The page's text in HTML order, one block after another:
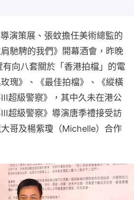
演策展、張蚊擔任美術總監的
馳騁的我們》開幕酒會，昨晚
有向八套關於「香港拍檔」的電
瑰》、《最佳拍檔》、《縱橫
超級警察》，其中久未在港公
超級警察》導演唐季禮接受訪
哥及楊紫瓊（Michelle）合作